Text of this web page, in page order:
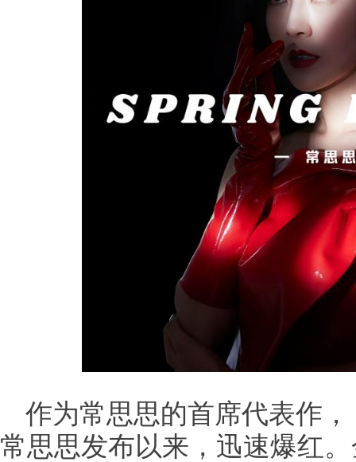
作为常思思的首席代表作
常思思发布以来，迅速爆红